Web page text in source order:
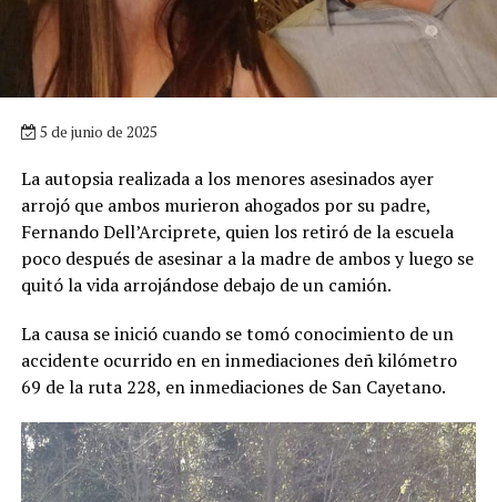
5 de junio de 2025
La autopsia realizada a los menores asesinados ayer
arrojó que ambos murieron ahogados por su padre,
Fernando Dell’Arciprete, quien los retiró de la escuela
poco después de asesinar a la madre de ambos y luego se
quitó la vida arrojándose debajo de un camión.
La causa se inició cuando se tomó conocimiento de un
accidente ocurrido en en inmediaciones deñ kilómetro
69 de la ruta 228, en inmediaciones de San Cayetano.